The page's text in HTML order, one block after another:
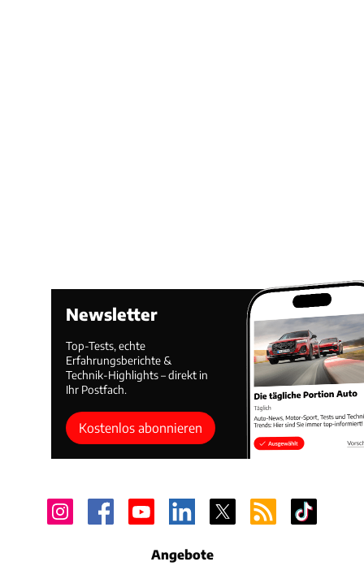
Newsletter
Top-Tests, echte
Erfahrungsberichte &
Technik-Highlights – direkt in
Ihr Postfach.
Kostenlos abonnieren
Angebote